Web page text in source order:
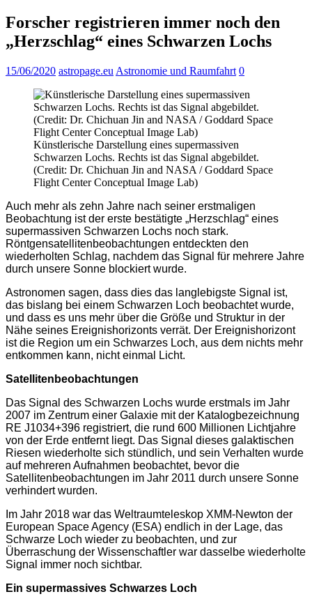
Forscher registrieren immer noch den
„Herzschlag“ eines Schwarzen Lochs
15/06/2020 astropage.eu Astronomie und Raumfahrt 0
Künstlerische Darstellung eines supermassiven
Schwarzen Lochs. Rechts ist das Signal abgebildet.
(Credit: Dr. Chichuan Jin and NASA / Goddard Space
Flight Center Conceptual Image Lab)
Auch mehr als zehn Jahre nach seiner erstmaligen
Beobachtung ist der erste bestätigte „Herzschlag“ eines
supermassiven Schwarzen Lochs noch stark.
Röntgensatellitenbeobachtungen entdeckten den
wiederholten Schlag, nachdem das Signal für mehrere Jahre
durch unsere Sonne blockiert wurde.
Astronomen sagen, dass dies das langlebigste Signal ist,
das bislang bei einem Schwarzen Loch beobachtet wurde,
und dass es uns mehr über die Größe und Struktur in der
Nähe seines Ereignishorizonts verrät. Der Ereignishorizont
ist die Region um ein Schwarzes Loch, aus dem nichts mehr
entkommen kann, nicht einmal Licht.
Satellitenbeobachtungen
Das Signal des Schwarzen Lochs wurde erstmals im Jahr
2007 im Zentrum einer Galaxie mit der Katalogbezeichnung
RE J1034+396 registriert, die rund 600 Millionen Lichtjahre
von der Erde entfernt liegt. Das Signal dieses galaktischen
Riesen wiederholte sich stündlich, und sein Verhalten wurde
auf mehreren Aufnahmen beobachtet, bevor die
Satellitenbeobachtungen im Jahr 2011 durch unsere Sonne
verhindert wurden.
Im Jahr 2018 war das Weltraumteleskop XMM-Newton der
European Space Agency (ESA) endlich in der Lage, das
Schwarze Loch wieder zu beobachten, und zur
Überraschung der Wissenschaftler war dasselbe wiederholte
Signal immer noch sichtbar.
Ein supermassives Schwarzes Loch